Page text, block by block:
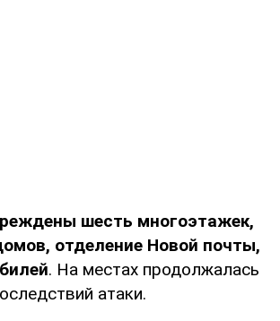
шесть многоэтажек,
отделение Новой почты,
. На местах продолжалась
атаки.